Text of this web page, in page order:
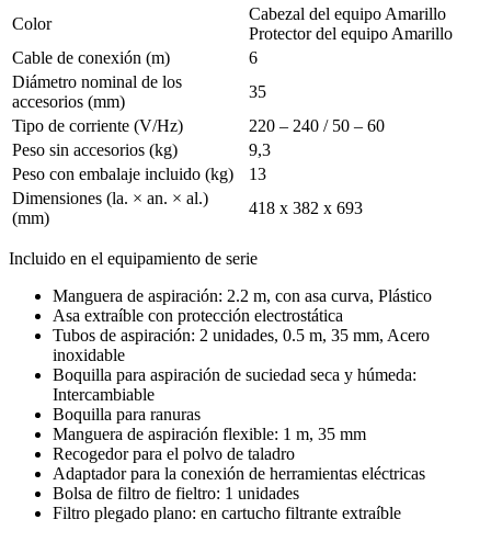
Color
Cabezal del equipo Amarillo
Protector del equipo Amarillo
Cable de conexión (m)
6
Diámetro nominal de los
accesorios (mm)
35
Tipo de corriente (V/Hz)
220 – 240 / 50 – 60
Peso sin accesorios (kg)
9,3
Peso con embalaje incluido (kg)
13
Dimensiones (la. × an. × al.)
(mm)
418 x 382 x 693
Incluido en el equipamiento de serie
Manguera de aspiración: 2.2 m, con asa curva, Plástico
Asa extraíble con protección electrostática
Tubos de aspiración: 2 unidades, 0.5 m, 35 mm, Acero
inoxidable
Boquilla para aspiración de suciedad seca y húmeda:
Intercambiable
Boquilla para ranuras
Manguera de aspiración flexible: 1 m, 35 mm
Recogedor para el polvo de taladro
Adaptador para la conexión de herramientas eléctricas
Bolsa de filtro de fieltro: 1 unidades
Filtro plegado plano: en cartucho filtrante extraíble